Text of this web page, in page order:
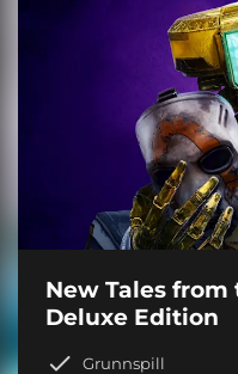
New Tales
Deluxe Edition
Grunnspill